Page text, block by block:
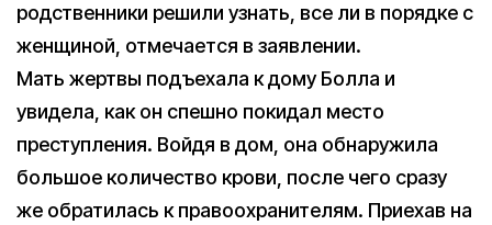
родственники решили узнать, все ли в порядке с
женщиной, отмечается в заявлении.
Мать жертвы подъехала к дому Болла и
увидела, как он спешно покидал место
преступления. Войдя в дом, она обнаружила
большое количество крови, после чего сразу
же обратилась к правоохранителям. Приехав на